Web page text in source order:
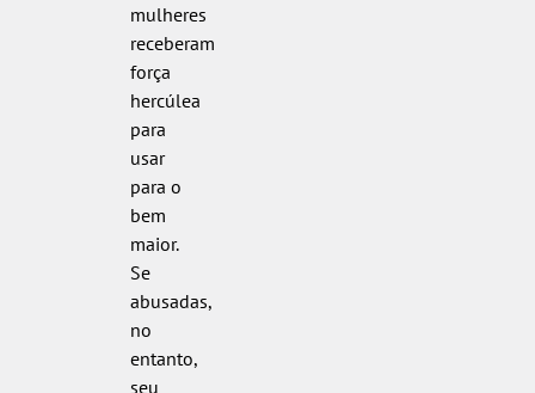
mulheres
receberam
força
hercúlea
para
usar
para o
bem
maior.
Se
abusadas,
no
entanto,
seu